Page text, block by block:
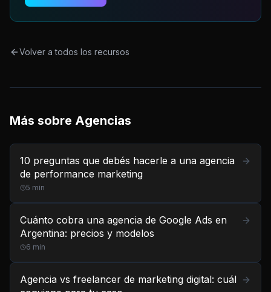
Volver a todos los recursos
Más sobre Agencias
10 preguntas que debés hacerle a una agencia
de performance marketing
5 min
Cuánto cobra una agencia de Google Ads en
Argentina: precios y modelos
6 min
Agencia vs freelancer de marketing digital: cuál